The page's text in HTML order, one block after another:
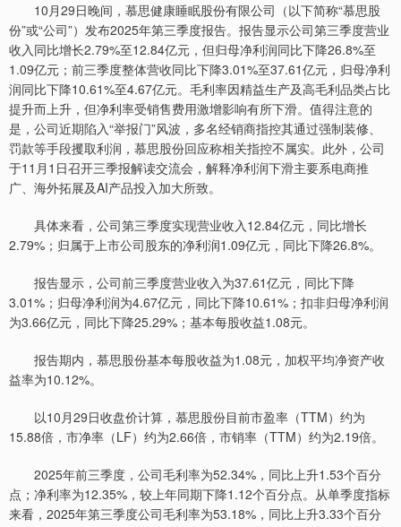
10月29日晚间，慕思健康睡眠股份有限公司（以下简称“慕思股
份”或“公司”）发布2025年第三季度报告。报告显示公司第三季度营业
收入同比增长2.79%至12.84亿元，但归母净利润同比下降26.8%至
1.09亿元；前三季度整体营收同比下降3.01%至37.61亿元，归母净利
润同比下降10.61%至4.67亿元。毛利率因精益生产及高毛利品类占比
提升而上升，但净利率受销售费用激增影响有所下滑。值得注意的
是，公司近期陷入“举报门”风波，多名经销商指控其通过强制装修、
罚款等手段攫取利润，慕思股份回应称相关指控不属实。此外，公司
于11月1日召开三季报解读交流会，解释净利润下滑主要系电商推
广、海外拓展及AI产品投入加大所致。
具体来看，公司第三季度实现营业收入12.84亿元，同比增长
2.79%；归属于上市公司股东的净利润1.09亿元，同比下降26.8%。
报告显示，公司前三季度营业收入为37.61亿元，同比下降
3.01%；归母净利润为4.67亿元，同比下降10.61%；扣非归母净利润
为3.66亿元，同比下降25.29%；基本每股收益1.08元。
报告期内，慕思股份基本每股收益为1.08元，加权平均净资产收
益率为10.12%。
以10月29日收盘价计算，慕思股份目前市盈率（TTM）约为
15.88倍，市净率（LF）约为2.66倍，市销率（TTM）约为2.19倍。
2025年前三季度，公司毛利率为52.34%，同比上升1.53个百分
点；净利率为12.35%，较上年同期下降1.12个百分点。从单季度指标
来看，2025年第三季度公司毛利率为53.18%，同比上升3.33个百分